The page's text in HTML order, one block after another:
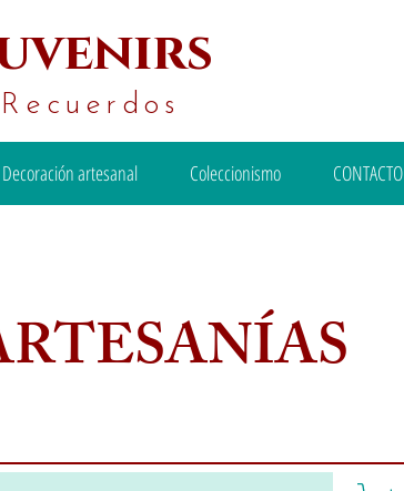
Decoración artesanal Coleccionismo CONTACTO